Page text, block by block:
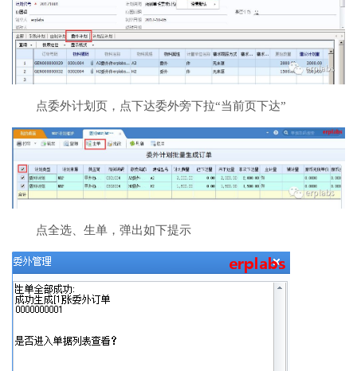
点委外计划页，点下达委外旁下拉“当前页下达”
点全选、生单，弹出如下提示